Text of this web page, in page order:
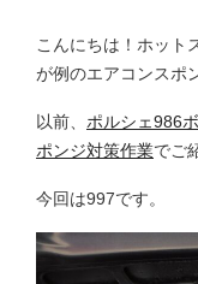
こんにちは！ホット
が例のエアコンスポ
以前、 ポルシェ986
ポンジ対策作業でご
今回は997です。